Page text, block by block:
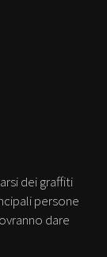
dei graffiti
persone
dare